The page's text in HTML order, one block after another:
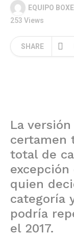
EQUIPO
253 Views
SHARE
La
certamen
total de
quien
categoría
podría
el 2017.